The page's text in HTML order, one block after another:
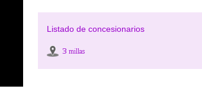
Listado de concesionarios
3millas